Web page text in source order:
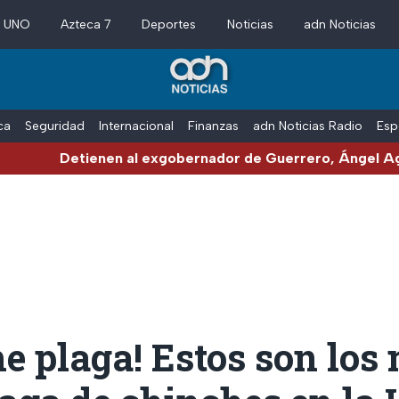
Azteca 7 Deportes Noticias adn Noticias
Seguridad Internacional Finanzas adn Noticias Radio
al exgobernador de Guerrero, Ángel Aguirre, por el
plaga! Estos son los